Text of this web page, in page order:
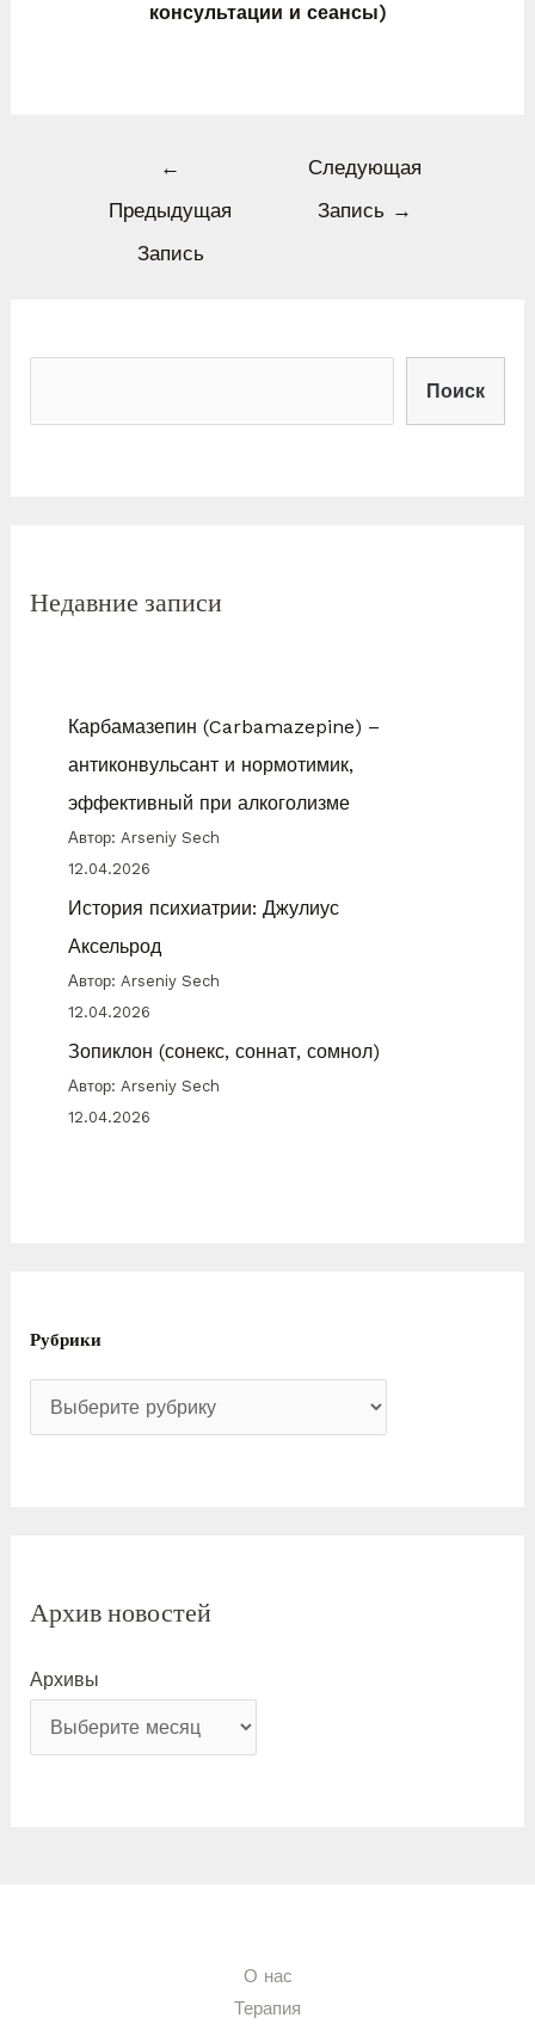
консультации и сеансы)
←
Предыдущая
Запись
Следующая
Запись →
Поиск
Недавние записи
Карбамазепин (Carbamazepine) –
антиконвульсант и нормотимик,
эффективный при алкоголизме
Автор: Arseniy Sech
12.04.2026
История психиатрии: Джулиус
Аксельрод
Автор: Arseniy Sech
12.04.2026
Зопиклон (сонекс, соннат, сомнол)
Автор: Arseniy Sech
12.04.2026
Рубрики
Архив новостей
Архивы
О нас
Терапия